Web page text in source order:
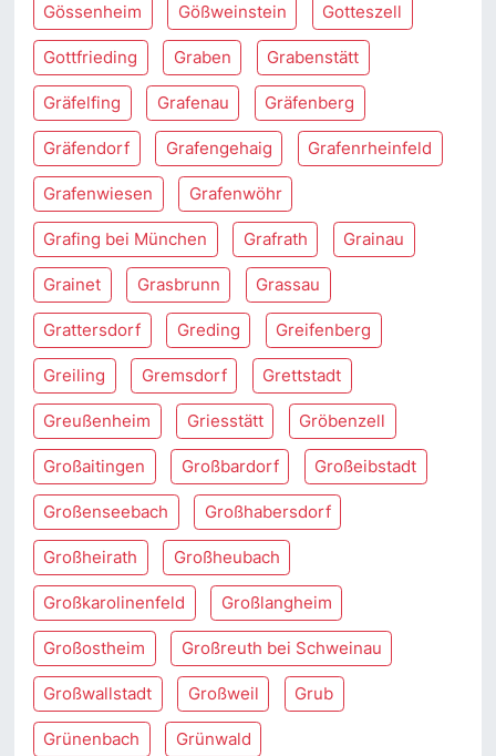
Gössenheim Gößweinstein Gotteszell
Gottfrieding Graben Grabenstätt
Gräfelfing Grafenau Gräfenberg
Gräfendorf Grafengehaig Grafenrheinfeld
Grafenwiesen Grafenwöhr
Grafing bei München Grafrath Grainau
Grainet Grasbrunn Grassau
Grattersdorf Greding Greifenberg
Greiling Gremsdorf Grettstadt
Greußenheim Griesstätt Gröbenzell
Großaitingen Großbardorf Großeibstadt
Großenseebach Großhabersdorf
Großheirath Großheubach
Großkarolinenfeld Großlangheim
Großostheim Großreuth bei Schweinau
Großwallstadt Großweil Grub
Grünenbach Grünwald